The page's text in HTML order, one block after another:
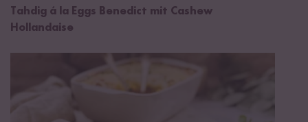
Tahdig á la Eggs Benedict mit Cashew
Hollandaise